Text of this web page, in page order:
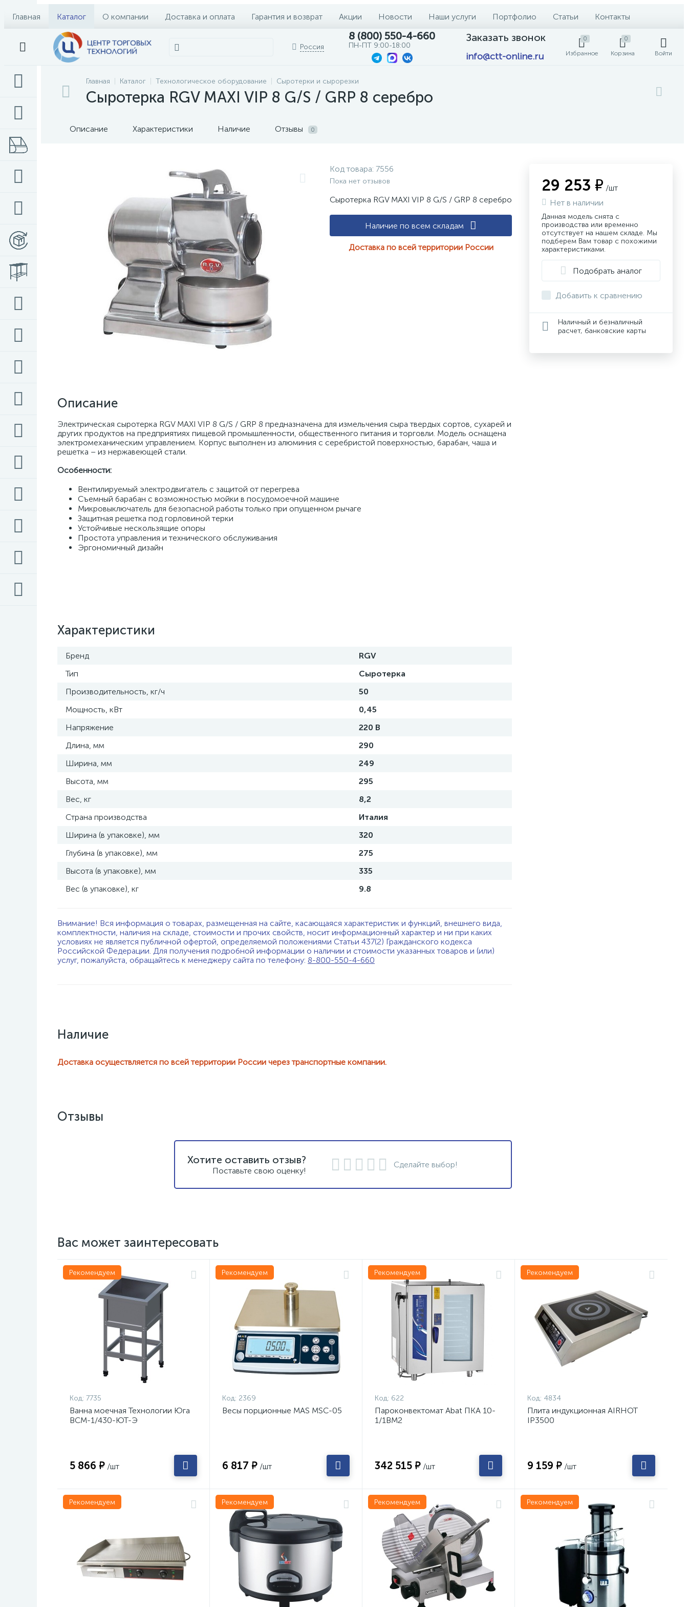
Главная Каталог О компании Доставка и оплата Гарантия и возврат Акции Новости Наши услуги Портфолио Статьи Контакты
Россия
8 (800) 550-4-660
ПН-ПТ 9:00-18:00
Заказать звонок
info@ctt-online.ru
0
Избранное
0
Корзина Войти
Главная Каталог Технологическое оборудование Сыротерки и сырорезки
Сыротерка RGV MAXI VIP 8 G/S / GRP 8 серебро
Описание Характеристики Наличие Отзывы 0
Код товара: 7556
Пока нет отзывов
Сыротерка RGV MAXI VIP 8 G/S / GRP 8 серебро
Наличие по всем складам
Доставка по всей территории России
Описание
Электрическая сыротерка RGV MAXI VIP 8 G/S / GRP 8 предназначена для измельчения сыра твердых сортов, сухарей и
других продуктов на предприятиях пищевой промышленности, общественного питания и торговли. Модель оснащена
электромеханическим управлением. Корпус выполнен из алюминия с серебристой поверхностью, барабан, чаша и
решетка – из нержавеющей стали.
Особенности:
Вентилируемый электродвигатель с защитой от перегрева
Съемный барабан с возможностью мойки в посудомоечной машине
Микровыключатель для безопасной работы только при опущенном рычаге
Защитная решетка под горловиной терки
Устойчивые нескользящие опоры
Простота управления и технического обслуживания
Эргономичный дизайн
Характеристики
Бренд
RGV
Тип
Сыротерка
Производительность, кг/ч
50
Мощность, кВт
0,45
Напряжение
220 В
Длина, мм
290
Ширина, мм
249
Высота, мм
295
Вес, кг
8,2
Страна производства
Италия
Ширина (в упаковке), мм
320
Глубина (в упаковке), мм
275
Высота (в упаковке), мм
335
Вес (в упаковке), кг
9.8
Внимание! Вся информация о товарах, размещенная на сайте, касающаяся характеристик и функций, внешнего вида,
комплектности, наличия на складе, стоимости и прочих свойств, носит информационный характер и ни при каких
условиях не является публичной офертой, определяемой положениями Статьи 437(2) Гражданского кодекса
Российской Федерации. Для получения подробной информации о наличии и стоимости указанных товаров и (или)
услуг, пожалуйста, обращайтесь к менеджеру сайта по телефону: 8-800-550-4-660
Наличие
Доставка осуществляется по всей территории России через транспортные компании.
29 253 ₽ /шт
Нет в наличии
Данная модель снята с
производства или временно
отсутствует на нашем складе. Мы
подберем Вам товар с похожими
характеристиками.
Подобрать аналог
Добавить к сравнению
Наличный и безналичный
расчет, банковские карты
Отзывы
Хотите оставить отзыв?
Поставьте свою оценку!
Сделайте выбор!
Вас может заинтересовать
Рекомендуем
Код: 7735
Ванна моечная Технологии Юга
ВСМ-1/430-ЮТ-Э
5 866 ₽ /шт
Рекомендуем
Код: 2369
Весы порционные MAS MSC-05
6 817 ₽ /шт
Рекомендуем
Код: 622
Пароконвектомат Abat ПКА 10-
1/1ВМ2
342 515 ₽ /шт
Рекомендуем
Код: 4834
Плита индукционная AIRHOT
IP3500
9 159 ₽ /шт
Рекомендуем Рекомендуем Рекомендуем Рекомендуем